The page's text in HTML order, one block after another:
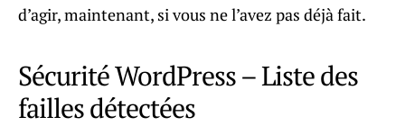
d’agir, maintenant, si vous ne l’avez pas déjà fait.
Sécurité WordPress – Liste des
failles détectées